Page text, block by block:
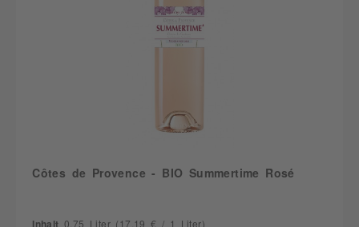
Côtes de Provence - BIO Summertime Rosé
Inhalt 0.75 Liter (17,19 € / 1 Liter)